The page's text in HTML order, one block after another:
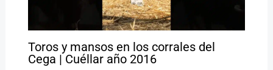
Toros y mansos en los corrales del
Cega | Cuéllar año 2016